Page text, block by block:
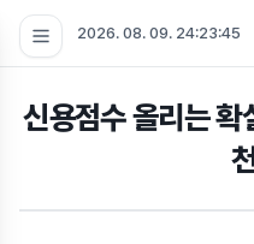
2026. 08. 09. 24:23:45
신용점수 올리는 확